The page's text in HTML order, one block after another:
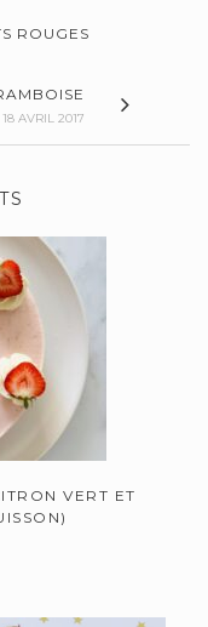
ROUGES
18 AVRIL 2017
VERT ET